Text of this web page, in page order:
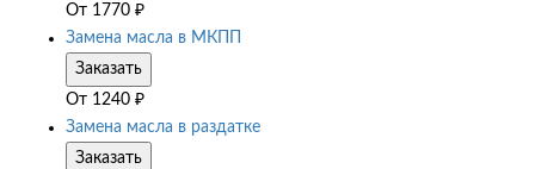
От 1770 ₽
Замена масла в МКПП
Заказать
От 1240 ₽
Замена масла в раздатке
Заказать